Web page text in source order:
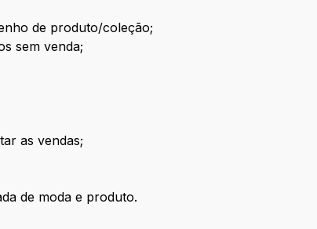
de produto/coleção;
sem venda;
as vendas;
de moda e produto.